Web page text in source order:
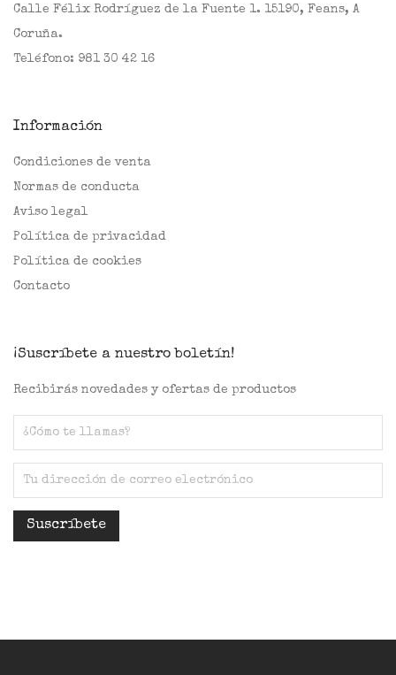
Calle Félix Rodríguez de la Fuente 1. 15190, Feans, A
Coruña.
Teléfono: 981 30 42 16
Información
Condiciones de venta
Normas de conducta
Aviso legal
Política de privacidad
Política de cookies
Contacto
¡Suscríbete a nuestro boletín!
Recibirás novedades y ofertas de productos